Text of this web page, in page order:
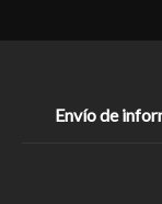
Envío de